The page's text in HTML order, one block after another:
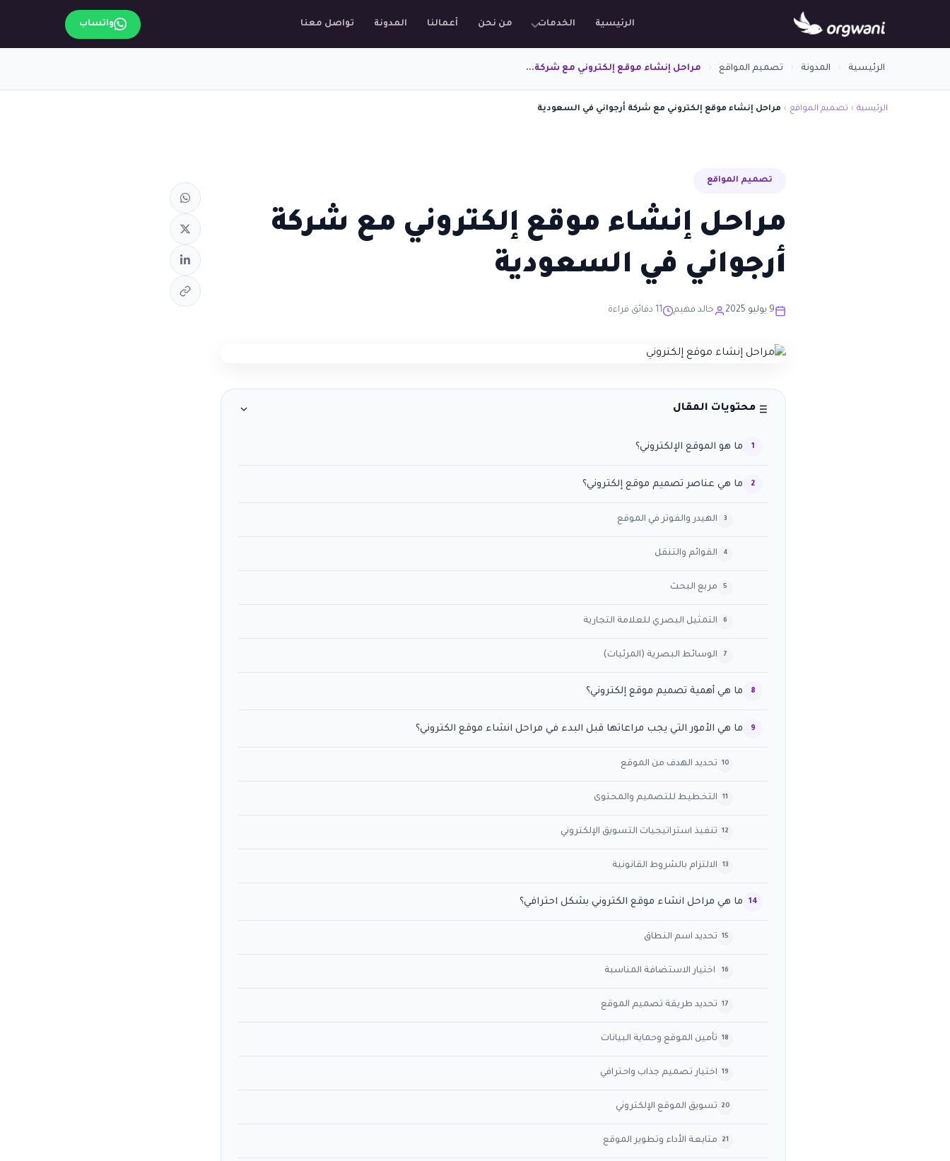
الرئيسية الخدمات من نحن أعمالنا المدونة تواصل معنا واتساب
الرئيسية المدونة تصميم المواقع مراحل إنشاء موقع إلكتروني مع شركة...
الرئيسية › تصميم المواقع › مراحل إنشاء موقع إلكتروني مع شركة أرجواني في السعودية
تصميم المواقع
مراحل إنشاء موقع إلكتروني مع شركة
أرجواني في السعودية
9 يوليو 2025 خالد فهيم 11 دقائق قراءة
محتويات المقال
ما هو الموقع الإلكتروني؟
ما هي عناصر تصميم موقع إلكتروني؟
الهيدر والفوتر في الموقع
القوائم والتنقل
مربع البحث
التمثيل البصري للعلامة التجارية
الوسائط البصرية (المرئيات)
ما هي أهمية تصميم موقع إلكتروني؟
ما هي الأمور التي يجب مراعاتها قبل البدء في مراحل انشاء موقع الكتروني؟
تحديد الهدف من الموقع
التخطيط للتصميم والمحتوى
تنفيذ استراتيجيات التسويق الإلكتروني
الالتزام بالشروط القانونية
ما هي مراحل انشاء موقع الكتروني بشكل احترافي؟
تحديد اسم النطاق
اختيار الاستضافة المناسبة
تحديد طريقة تصميم الموقع
تأمين الموقع وحماية البيانات
اختيار تصميم جذاب واحترافي
تسويق الموقع الإلكتروني
متابعة الأداء وتطوير الموقع